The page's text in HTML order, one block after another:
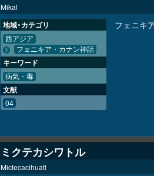
Mikal
フェニキ
地域・カテゴリ
西アジア
フェニキア・カナン神話
キーワード
病気・毒
文献
04
ミクテカシワトル
Mictecacihuatl